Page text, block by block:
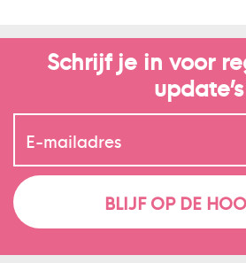
Schrijf je in voor
update’s